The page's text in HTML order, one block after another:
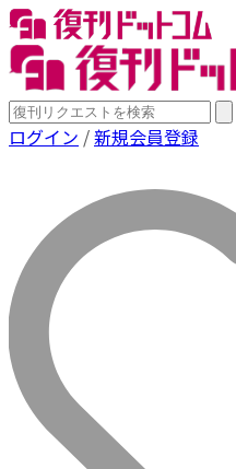
ログイン /新規会員登録